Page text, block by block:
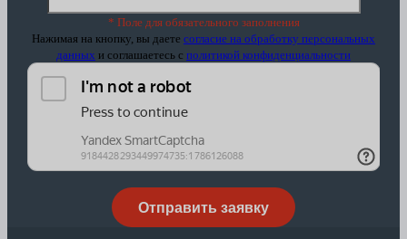
* Поле для обязательного заполнения
Нажимая на кнопку, вы даете согласие на обработку персональных
данных и соглашаетесь c политикой конфиденциальности